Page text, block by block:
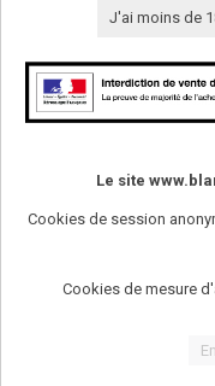
L'abus
J'ai moins de
Le site
Cookies de session
Cookies de mesure